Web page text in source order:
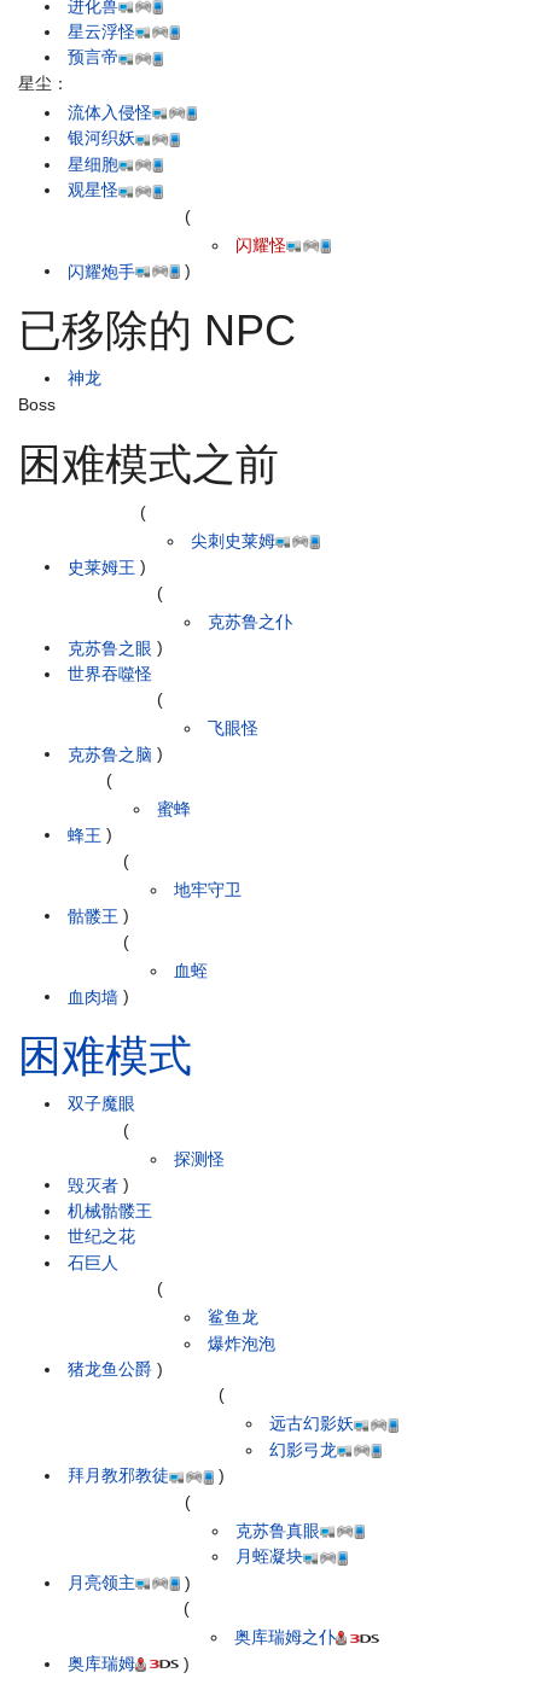
进化兽
星云浮怪
预言帝
星尘：
流体入侵怪
银河织妖
星细胞
观星怪
闪耀炮手
(
闪耀怪
)
已移除的 NPC
神龙
Boss
困难模式之前
史莱姆王
(
尖刺史莱姆
)
克苏鲁之眼
(
克苏鲁之仆
)
世界吞噬怪
克苏鲁之脑
(
飞眼怪
)
蜂王
(
蜜蜂
)
骷髅王
(
地牢守卫
)
血肉墙
(
血蛭
)
困难模式
双子魔眼
毁灭者
(
探测怪
)
机械骷髅王
世纪之花
石巨人
猪龙鱼公爵
(
鲨鱼龙
爆炸泡泡
)
拜月教邪教徒
(
远古幻影妖
幻影弓龙
)
月亮领主
(
克苏鲁真眼
月蛭凝块
)
奥库瑞姆
(
奥库瑞姆之仆
)